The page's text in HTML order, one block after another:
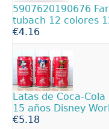
5907620190676
tubach 12 colores
€4.16
Latas de Coca-Cola
15 años Disney
€5.18